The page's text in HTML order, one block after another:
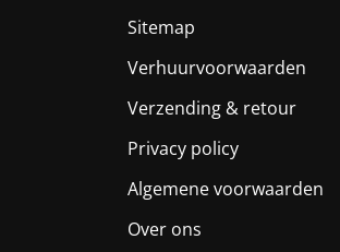
Sitemap
Verhuurvoorwaarden
Verzending & retour
Privacy policy
Algemene voorwaarden
Over ons